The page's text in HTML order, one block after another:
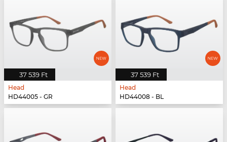
37 539 Ft
Head
HD44005 - GR
37 539 Ft
Head
HD44008 - BL